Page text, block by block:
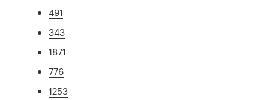
491
343
1871
776
1253